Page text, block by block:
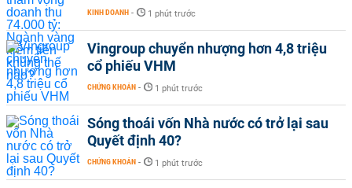
KINH DOANH - 1 phút trước
Vingroup chuyển nhượng hơn 4,8 triệu
cổ phiếu VHM
CHỨNG KHOÁN - 1 phút trước
Sóng thoái vốn Nhà nước có trở lại sau
Quyết định 40?
CHỨNG KHOÁN - 1 phút trước